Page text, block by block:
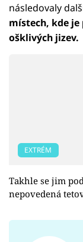
následovaly
místech, kde
ošklivých jizev.
EXTRÉM
Takhle se jim
nepovedená